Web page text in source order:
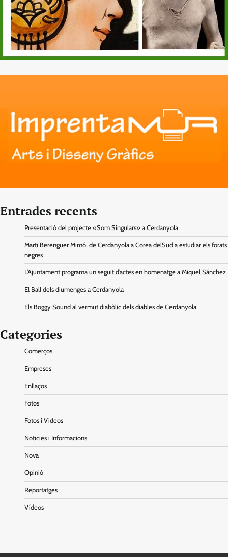
Entrades recents
Presentació del projecte «Som Singulars» a Cerdanyola
Martí Berenguer Mimó, de Cerdanyola a Corea delSud a estudiar els forats
negres
L’Ajuntament programa un seguit d’actes en homenatge a Miquel Sánchez
El Ball dels diumenges a Cerdanyola
Els Boggy Sound al vermut diabòlic dels diables de Cerdanyola
Categories
Comerços
Empreses
Enllaços
Fotos
Fotos i Videos
Notícies i Informacions
Nova
Opinió
Reportatges
Vídeos